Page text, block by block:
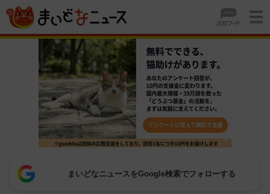
まいどなニュースをGoogle検索でフォローする